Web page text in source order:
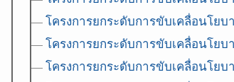
โครงการยกระดับการขับเคลื่อนโย
โครงการยกระดับการขับเคลื่อนโย
โครงการยกระดับการขับเคลื่อนโย